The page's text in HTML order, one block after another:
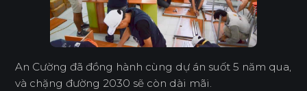
An Cường đã đồng hành cùng dự án suốt 5 năm qua,
và chặng đường 2030 sẽ còn dài mãi.